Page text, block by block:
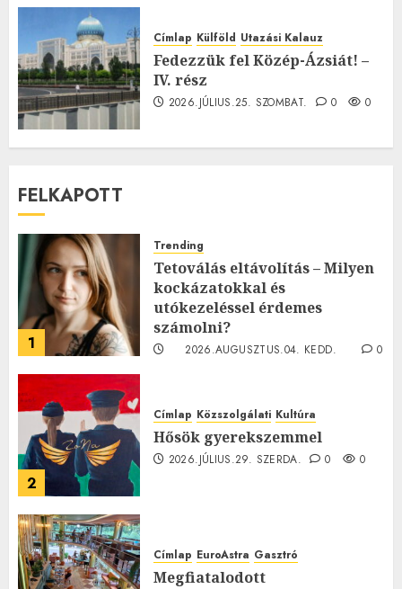
Címlap Külföld Utazási Kalauz
Fedezzük fel Közép-Ázsiát! –
IV. rész
2026.JÚLIUS.25. SZOMBAT. 0 0
FELKAPOTT
1
Trending
Tetoválás eltávolítás – Milyen
kockázatokkal és
utókezeléssel érdemes
számolni?
2026.AUGUSZTUS.04. KEDD.
0
2
Címlap Közszolgálati Kultúra
Hősök gyerekszemmel
2026.JÚLIUS.29. SZERDA. 0 0
Címlap EuroAstra Gasztró
Megfiatalodott